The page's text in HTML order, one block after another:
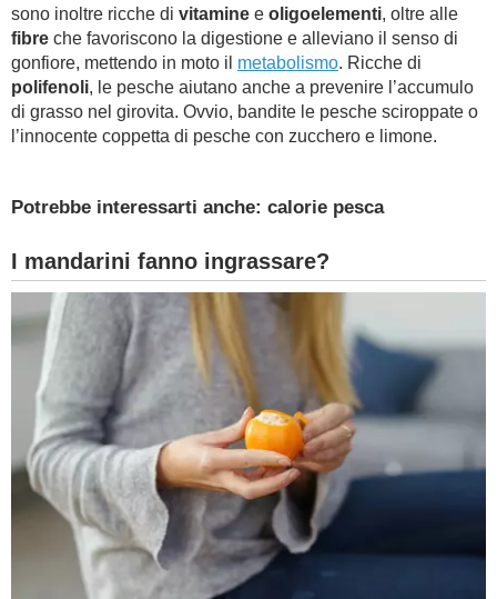
sono inoltre ricche di vitamine e oligoelementi, oltre alle
fibre che favoriscono la digestione e alleviano il senso di
gonfiore, mettendo in moto il metabolismo. Ricche di
polifenoli, le pesche aiutano anche a prevenire l’accumulo
di grasso nel girovita. Ovvio, bandite le pesche sciroppate o
l’innocente coppetta di pesche con zucchero e limone.
Potrebbe interessarti anche: calorie pesca
I mandarini fanno ingrassare?